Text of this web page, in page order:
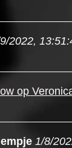
2022,
op
1/8/